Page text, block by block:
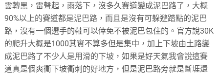
雲轉黑，雷聲起，雨落下，沒多久賽道變成泥巴路了，大概
90%以上的賽道都是泥巴路，而且是沒有可躲避踏點的泥巴
路，沒有一個選手的鞋可以倖免不被泥巴包住的。官方說30K
的爬升大概是1000其實不算多但是集中，加上下坡由土路變
成泥巴路了不少人是用滑的下坡，如果是好天氣我會說這賽
道真是個爽衝下坡衝刺的好地方，但是泥巴路旁就是斷堐還